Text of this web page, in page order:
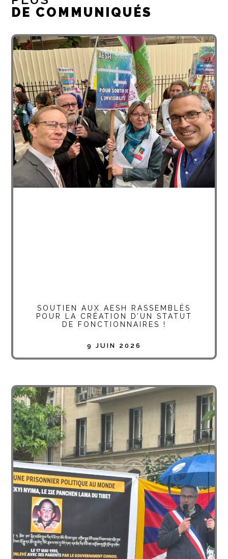
DE COMMUNIQUÉS
SOUTIEN AUX AESH RASSEMBLÉS
POUR LA CRÉATION D’UN STATUT
DE FONCTIONNAIRES !
9 JUIN 2026